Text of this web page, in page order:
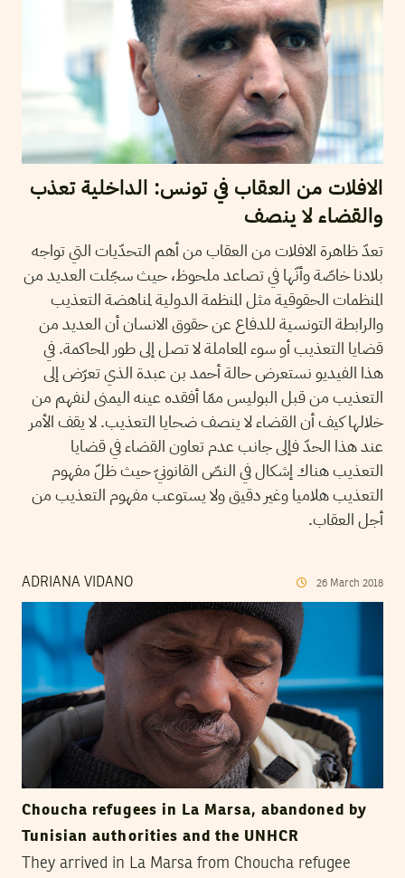
الافلات من العقاب في تونس: الداخلية تعذب
والقضاء لا ينصف
تعدّ ظاهرة الافلات من العقاب من أهم التحدّيات التي تواجه
بلادنا خاصّة وأنّها في تصاعد ملحوظ، حيث سجّلت العديد من
المنظمات الحقوقية مثل المنظمة الدولية لمناهضة التعذيب
والرابطة التونسية للدفاع عن حقوق الانسان أن العديد من
قضايا التعذيب أو سوء المعاملة لا تصل إلى طور المحاكمة. في
هذا الفيديو نستعرض حالة أحمد بن عبدة الذي تعرّض إلى
التعذيب من قبل البوليس ممّا أفقده عينه اليمنى لنفهم من
خلالها كيف أن القضاء لا ينصف ضحايا التعذيب. لا يقف الأمر
عند هذا الحدّ فإلى جانب عدم تعاون القضاء في قضايا
التعذيب هناك إشكال في النصّ القانونيّ حيث ظلّ مفهوم
التعذيب هلاميا وغير دقيق ولا يستوعب مفهوم التعذيب من
أجل العقاب.
ADRIANA VIDANO 26 March 2018
Choucha refugees in La Marsa, abandoned by
Tunisian authorities and the UNHCR
They arrived in La Marsa from Choucha refugee